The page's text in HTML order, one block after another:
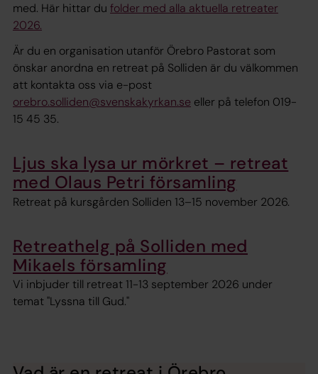
med. Här hittar du folder med alla aktuella retreater
2026.
Är du en organisation utanför Örebro Pastorat som
önskar anordna en retreat på Solliden är du välkommen
att kontakta oss via e-post
orebro.solliden@svenskakyrkan.se eller på telefon 019-
15 45 35.
Ljus ska lysa ur mörkret – retreat
med Olaus Petri församling
Retreat på kursgården Solliden 13–15 november 2026.
Retreathelg på Solliden med
Mikaels församling
Vi inbjuder till retreat 11-13 september 2026 under
temat "Lyssna till Gud."